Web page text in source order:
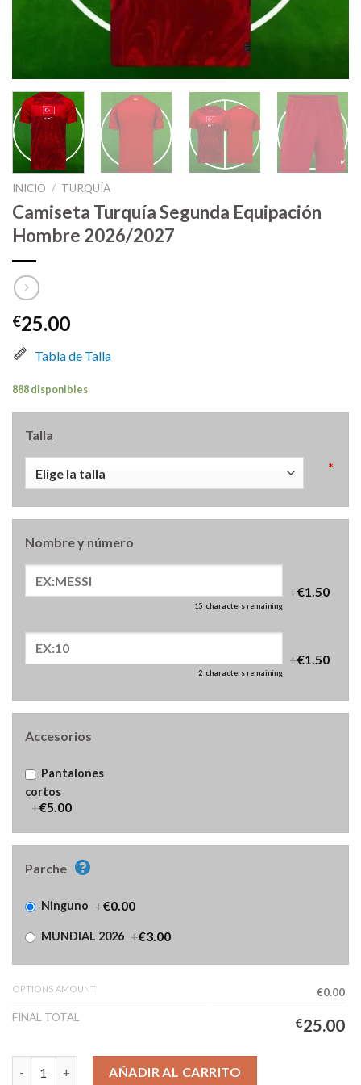
INICIO / TURQUÍA
Camiseta Turquía Segunda Equipación
Hombre 2026/2027
€25.00
Tabla de Talla
888 disponibles
Talla
*
Nombre y número
15 characters remaining
+€1.50
2 characters remaining
+€1.50
Accesorios
Pantalones
cortos
+€5.00
Parche
Ninguno +€0.00
MUNDIAL 2026 +€3.00
OPTIONS AMOUNT
€0.00
FINAL TOTAL
€25.00
Camiseta Turquía Segunda Equipación Hombre 2026/2027
AÑADIR AL CARRITO